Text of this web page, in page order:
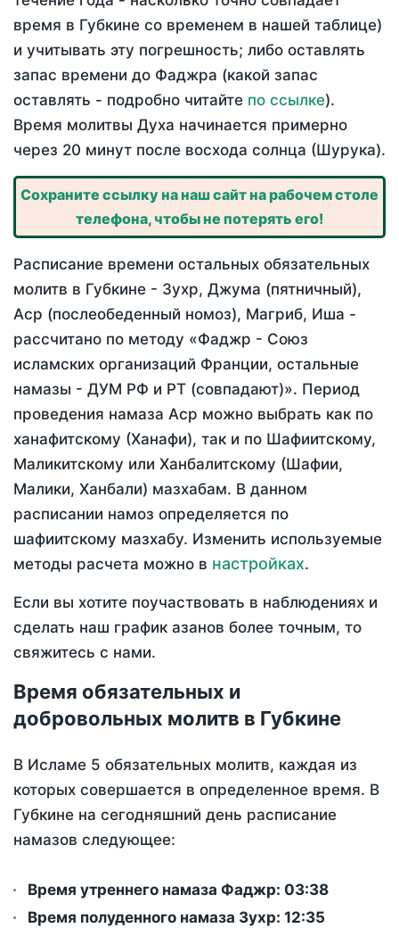
время в Губкине со временем в нашей таблице)
и учитывать эту погрешность; либо оставлять
запас времени до Фаджра (какой запас
оставлять - подробно читайте по ссылке).
Время молитвы Духа начинается примерно
через 20 минут после восхода солнца (Шурука).
Сохраните ссылку на наш сайт на рабочем столе
телефона, чтобы не потерять его!
Расписание времени остальных обязательных
молитв в Губкине - Зухр, Джума (пятничный),
Аср (послеобеденный номоз), Магриб, Иша -
рассчитано по методу «Фаджр - Союз
исламских организаций Франции, остальные
намазы - ДУМ РФ и РТ (совпадают)». Период
проведения намаза Аср можно выбрать как по
ханафитскому (Ханафи), так и по Шафиитскому,
Маликитскому или Ханбалитскому (Шафии,
Малики, Ханбали) мазхабам. В данном
расписании намоз определяется по
шафиитскому мазхабу. Изменить используемые
методы расчета можно в настройках.
Если вы хотите поучаствовать в наблюдениях и
сделать наш график азанов более точным, то
свяжитесь с нами.
Время обязательных и
добровольных молитв в Губкине
В Исламе 5 обязательных молитв, каждая из
которых совершается в определенное время. В
Губкине на сегодняшний день расписание
намазов следующее:
Время утреннего намаза Фаджр: 03:38
Время полуденного намаза Зухр: 12:35